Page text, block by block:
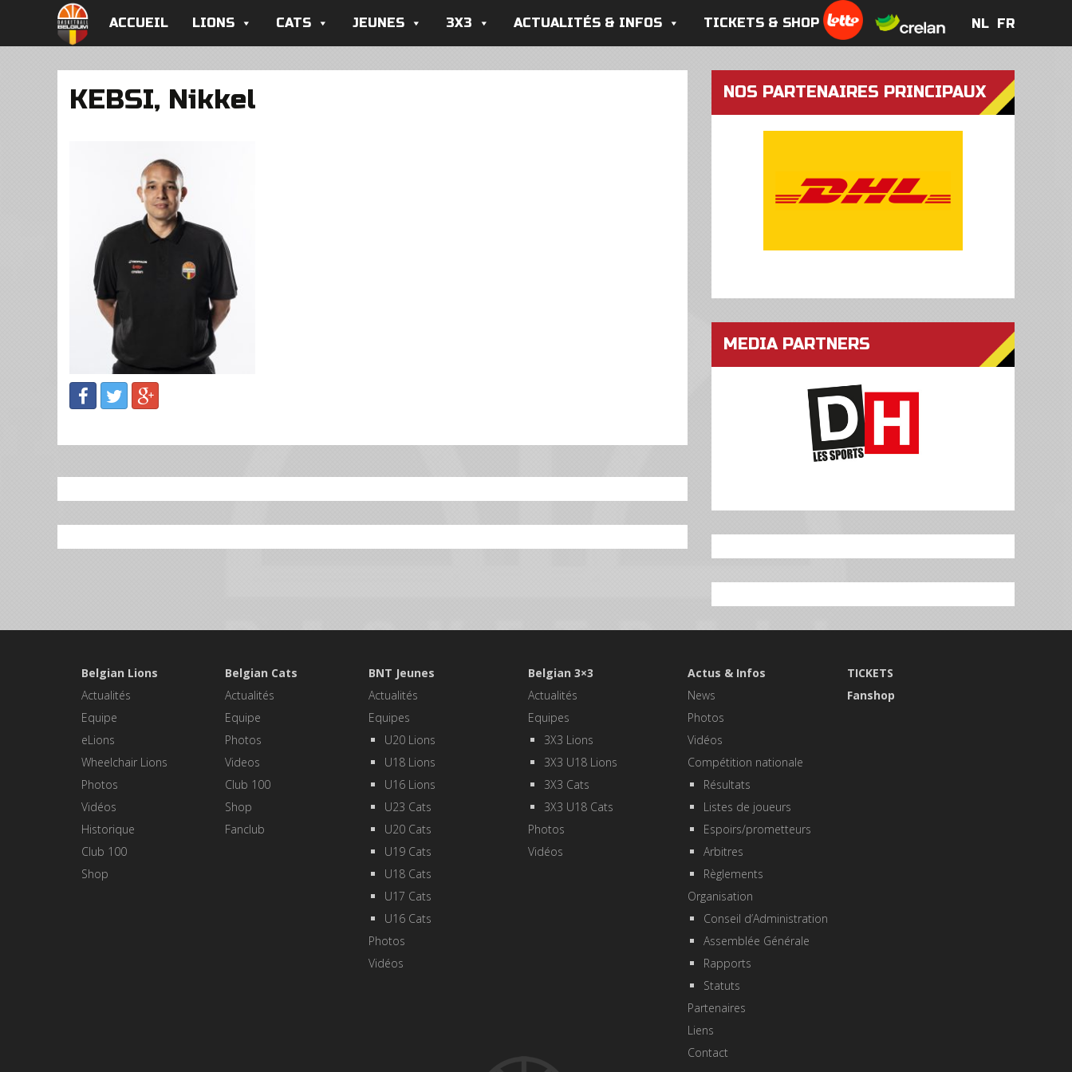
ACCUEIL LIONS CATS JEUNES 3X3 ACTUALITÉS & INFOS TICKETS & SHOP NL FR
KEBSI, Nikkel NOS PARTENAIRES PRINCIPAUX
MEDIA PARTNERS
Belgian Lions
Actualités
Equipe
eLions
Wheelchair Lions
Photos
Vidéos
Historique
Club 100
Shop
Belgian Cats
Actualités
Equipe
Photos
Videos
Club 100
Shop
Fanclub
BNT Jeunes
Actualités
Equipes
U20 Lions
U18 Lions
U16 Lions
U23 Cats
U20 Cats
U19 Cats
U18 Cats
U17 Cats
U16 Cats
Photos
Vidéos
Belgian 3×3
Actualités
Equipes
3X3 Lions
3X3 U18 Lions
3X3 Cats
3X3 U18 Cats
Photos
Vidéos
Actus & Infos
News
Photos
Vidéos
Compétition nationale
Résultats
Listes de joueurs
Espoirs/prometteurs
Arbitres
Règlements
Organisation
Conseil d’Administration
Assemblée Générale
Rapports
Statuts
Partenaires
Liens
Contact
TICKETS
Fanshop
NL